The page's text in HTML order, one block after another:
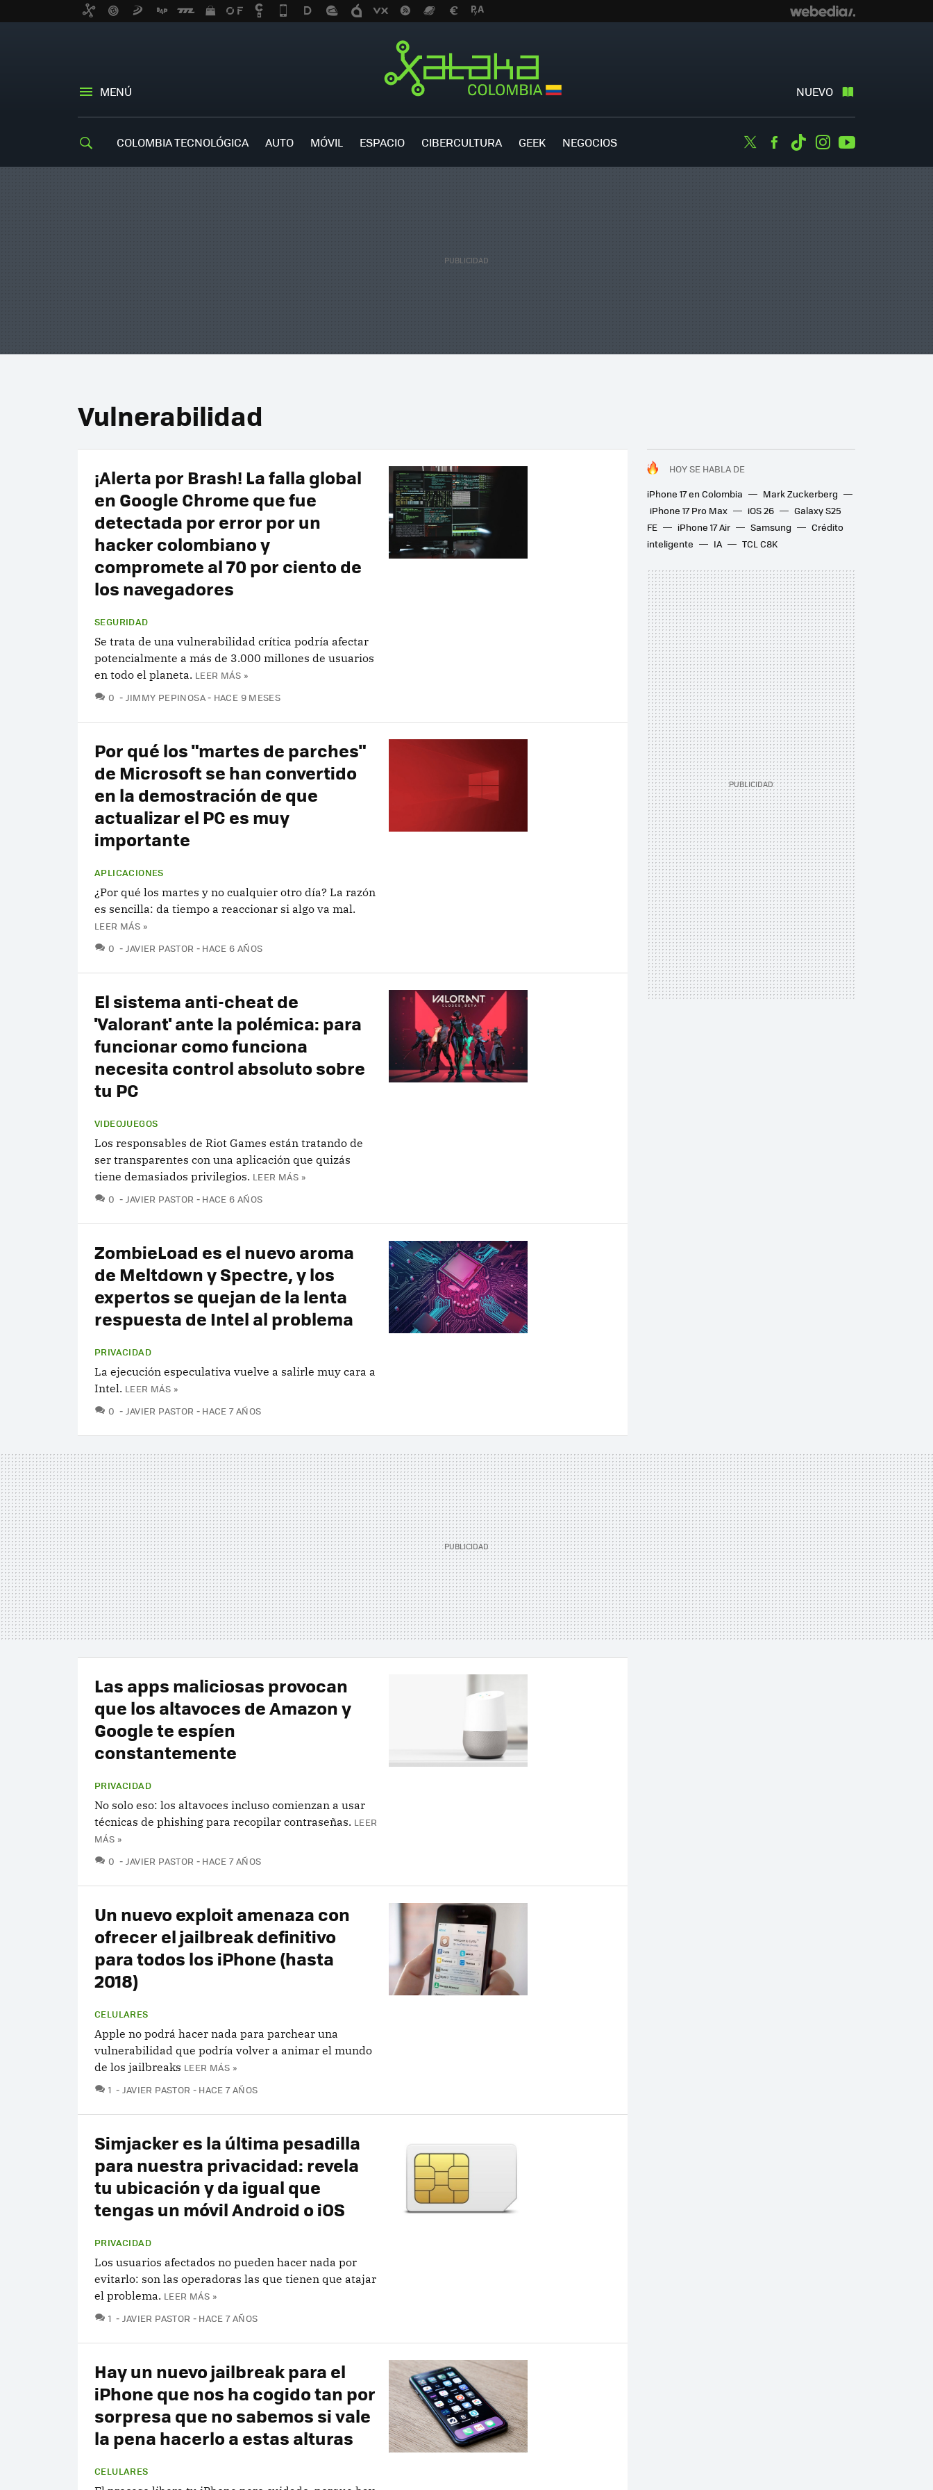
MENÚ NUEVO
COLOMBIA TECNOLÓGICA AUTO MÓVIL ESPACIO CIBERCULTURA GEEK NEGOCIOS TwitterFacebook
TiktokInstagram
Vulnerabilidad
HOY SE HABLA DE
iPhone 17 en Colombia
Mark Zuckerberg
iPhone 17 Pro Max
iOS 26
Galaxy S25
FE
iPhone 17 Air Samsung
Crédito
inteligente
IA TCL C8K
¡Alerta por Brash! La falla global
en Google Chrome que fue
detectada por error por un
hacker colombiano y
compromete al 70 por ciento de
los navegadores
SEGURIDAD
Se trata de una vulnerabilidad crítica podría afectar
potencialmente a más de 3.000 millones de usuarios
en todo el planeta. LEER MÁS »
0 COMENTARIOS
JIMMY PEPINOSA HACE 9 MESES
Por qué los "martes de parches"
de Microsoft se han convertido
en la demostración de que
actualizar el PC es muy
importante
APLICACIONES
¿Por qué los martes y no cualquier otro día? La razón
es sencilla: da tiempo a reaccionar si algo va mal.
LEER MÁS »
0 COMENTARIOS
JAVIER PASTOR HACE 6 AÑOS
El sistema anti-cheat de
'Valorant' ante la polémica: para
funcionar como funciona
necesita control absoluto sobre
tu PC
VIDEOJUEGOS
Los responsables de Riot Games están tratando de
ser transparentes con una aplicación que quizás
tiene demasiados privilegios. LEER MÁS »
0 COMENTARIOS
JAVIER PASTOR HACE 6 AÑOS
ZombieLoad es el nuevo aroma
de Meltdown y Spectre, y los
expertos se quejan de la lenta
respuesta de Intel al problema
PRIVACIDAD
La ejecución especulativa vuelve a salirle muy cara a
Intel. LEER MÁS »
0 COMENTARIOS
JAVIER PASTOR HACE 7 AÑOS
Las apps maliciosas provocan
que los altavoces de Amazon y
Google te espíen
constantemente
PRIVACIDAD
No solo eso: los altavoces incluso comienzan a usar
técnicas de phishing para recopilar contraseñas. LEER
MÁS »
0 COMENTARIOS
JAVIER PASTOR HACE 7 AÑOS
Un nuevo exploit amenaza con
ofrecer el jailbreak definitivo
para todos los iPhone (hasta
2018)
CELULARES
Apple no podrá hacer nada para parchear una
vulnerabilidad que podría volver a animar el mundo
de los jailbreaks LEER MÁS »
1 COMENTARIOS
JAVIER PASTOR HACE 7 AÑOS
Simjacker es la última pesadilla
para nuestra privacidad: revela
tu ubicación y da igual que
tengas un móvil Android o iOS
PRIVACIDAD
Los usuarios afectados no pueden hacer nada por
evitarlo: son las operadoras las que tienen que atajar
el problema. LEER MÁS »
1 COMENTARIOS
JAVIER PASTOR HACE 7 AÑOS
Hay un nuevo jailbreak para el
iPhone que nos ha cogido tan por
sorpresa que no sabemos si vale
la pena hacerlo a estas alturas
CELULARES